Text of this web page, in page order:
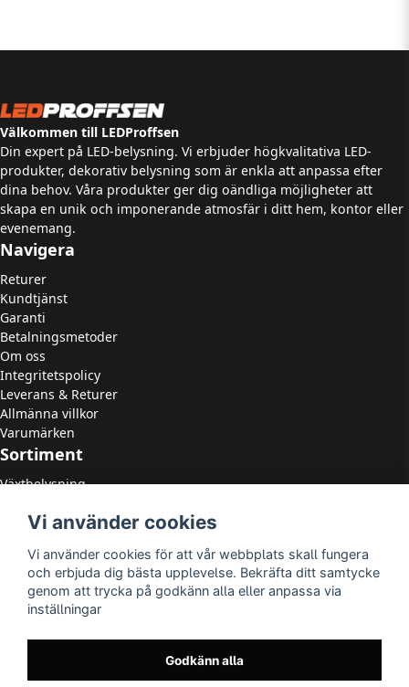
Välkommen till LEDProffsen
Din expert på LED-belysning. Vi erbjuder högkvalitativa LED-
produkter, dekorativ belysning som är enkla att anpassa efter
dina behov. Våra produkter ger dig oändliga möjligheter att
skapa en unik och imponerande atmosfär i ditt hem, kontor eller
evenemang.
Navigera
Returer
Kundtjänst
Garanti
Betalningsmetoder
Om oss
Integritetspolicy
Leverans & Returer
Allmänna villkor
Varumärken
Sortiment
Växtbelysning
LED Paneler
LED Downlights
LED Takarmaturer
Tillbehör
OUTLED
LED-lister
Vi använder cookies
Vi använder cookies för att vår webbplats skall fungera
och erbjuda dig bästa upplevelse. Bekräfta ditt samtycke
genom att trycka på godkänn alla eller anpassa via
inställningar
Godkänn alla